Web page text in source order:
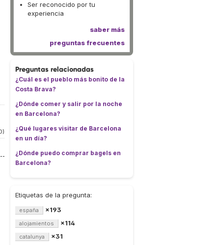
Ser reconocido por tu
experiencia
saber más
preguntas frecuentes
Preguntas relacionadas
¿Cuál es el pueblo más bonito de la
Costa Brava?
¿Dónde comer y salir por la noche
en Barcelona?
¿Qué lugares visitar de Barcelona
en un día?
¿Dónde puedo comprar bagels en
Barcelona?
Etiquetas de la pregunta:
españa ×193
alojamientos ×114
catalunya ×31